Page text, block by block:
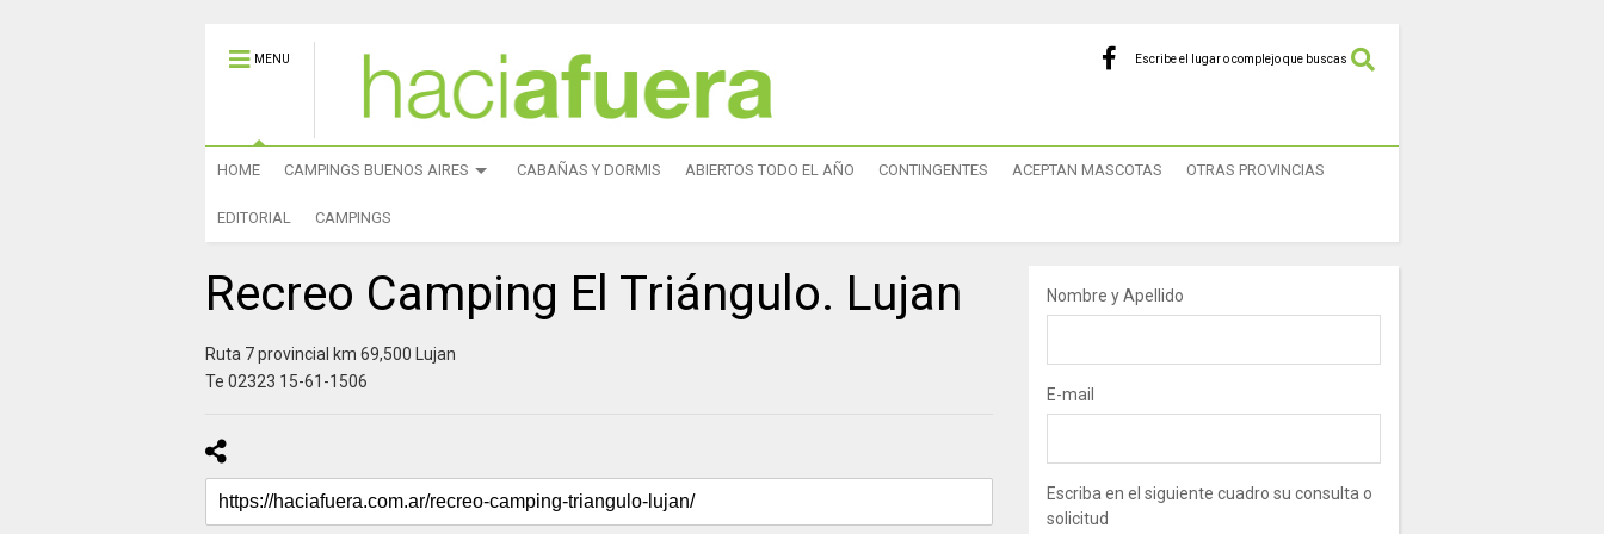
MENU Escribe el lugar o complejo que buscas
HOME CAMPINGS BUENOS AIRES CABAÑAS Y DORMIS ABIERTOS TODO EL AÑO CONTINGENTES ACEPTAN MASCOTAS OTRAS PROVINCIAS
EDITORIAL CAMPINGS
Recreo Camping El Triángulo. Lujan
Ruta 7 provincial km 69,500 Lujan
Te 02323 15-61-1506
Nombre y Apellido
E-mail
Escriba en el siguiente cuadro su consulta o
solicitud